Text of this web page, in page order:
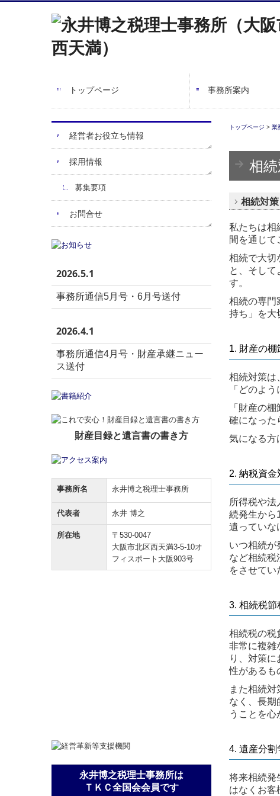
トップページ 事務所案内
経営者お役立ち情報
採用情報
募集要項
お問合せ
2026.5.1
事務所通信5月号・6月号送付
2026.4.1
事務所通信4月号・財産承継ニュー
ス送付
財産目録と遺言書の書き方
事務所名 永井博之税理士事務所
代表者 永井 博之
所在地
〒530-0047
大阪市北区西天満3-5-10オ
フィスポート大阪903号
永井博之税理士事務所は
ＴＫＣ全国会会員です
トップページ > 業
相
相続対策
私たちは相
間を通じて
相続で大切
と、そして
す。
相続の専門
持ち」を大
1. 財産の
相続対策は
「どのよ
「財産の
確になった
気になる方
2. 納税資金
所得税や
続発生から
遺っていな
いつ相続が
など相続税
をさせてい
3. 相続税節
相続税の税
非常に複雑
り、対策
性があるも
また相続
なく、長期
うことを心
4. 遺産分割
将来相続発
はなくお客